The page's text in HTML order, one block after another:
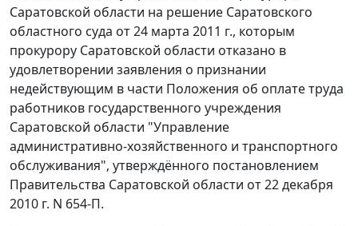
Саратовской области на решение Саратовского
областного суда от 24 марта 2011 г., которым
прокурору Саратовской области отказано в
удовлетворении заявления о признании
недействующим в части Положения об оплате труда
работников государственного учреждения
Саратовской области "Управление
административно-хозяйственного и транспортного
обслуживания", утверждённого постановлением
Правительства Саратовской области от 22 декабря
2010 г. N 654-П.